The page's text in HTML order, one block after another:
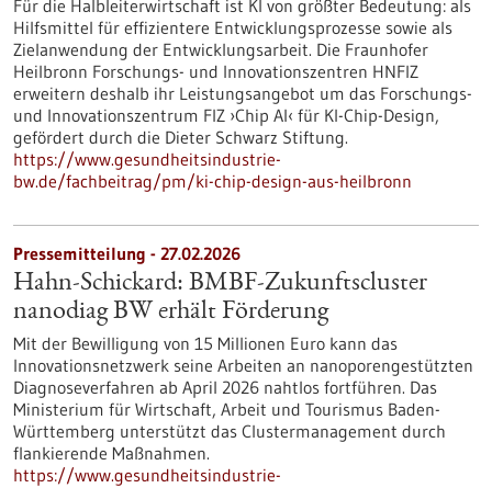
Für die Halbleiterwirtschaft ist KI von größter Bedeutung: als
Hilfsmittel für effizientere Entwicklungsprozesse sowie als
Zielanwendung der Entwicklungsarbeit. Die Fraunhofer
Heilbronn Forschungs- und Innovationszentren HNFIZ
erweitern deshalb ihr Leistungsangebot um das Forschungs-
und Innovationszentrum FIZ ›Chip AI‹ für KI-Chip-Design,
gefördert durch die Dieter Schwarz Stiftung.
https://www.gesundheitsindustrie-
bw.de/fachbeitrag/pm/ki-chip-design-aus-heilbronn
Pressemitteilung - 27.02.2026
Hahn-Schickard: BMBF-Zukunftscluster
nanodiag BW erhält Förderung
Mit der Bewilligung von 15 Millionen Euro kann das
Innovationsnetzwerk seine Arbeiten an nanoporengestützten
Diagnoseverfahren ab April 2026 nahtlos fortführen. Das
Ministerium für Wirtschaft, Arbeit und Tourismus Baden-
Württemberg unterstützt das Clustermanagement durch
flankierende Maßnahmen.
https://www.gesundheitsindustrie-